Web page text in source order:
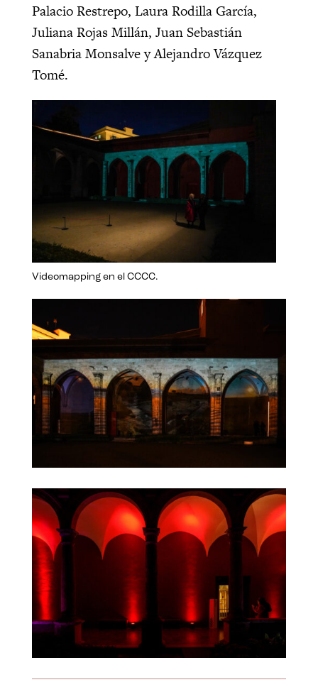
Palacio Restrepo, Laura Rodilla García,
Juliana Rojas Millán, Juan Sebastián
Sanabria Monsalve y Alejandro Vázquez
Tomé.
Videomapping en el CCCC.